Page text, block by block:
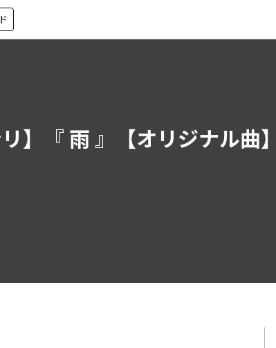
】『 雨 』【オリジナル曲】